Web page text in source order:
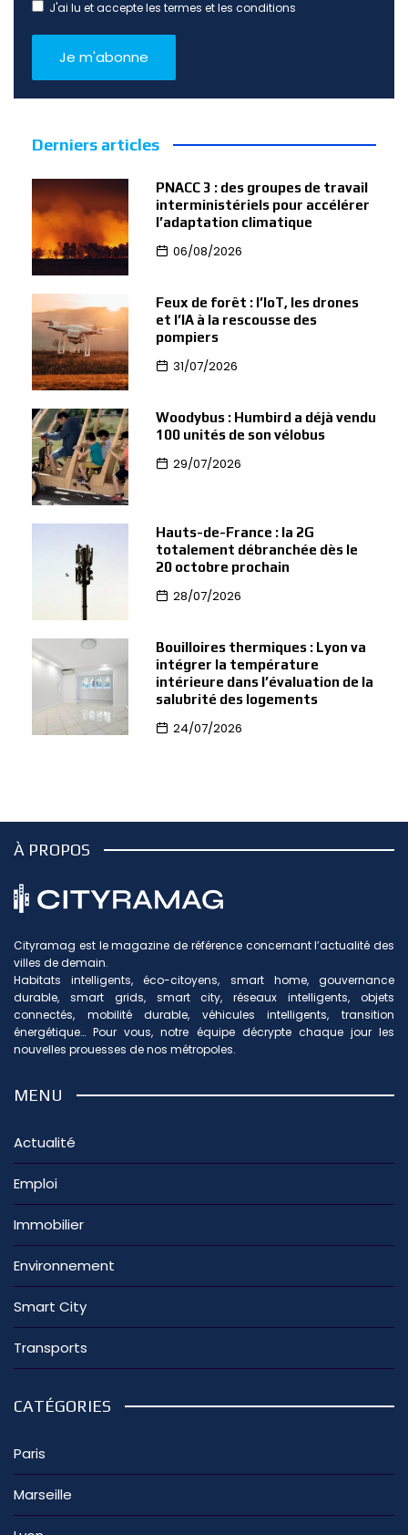
J'ai lu et accepte les termes et les conditions
Derniers articles
PNACC 3 : des groupes de travail
interministériels pour accélérer
l’adaptation climatique
06/08/2026
Feux de forêt : l’IoT, les drones
et l’IA à la rescousse des
pompiers
31/07/2026
Woodybus : Humbird a déjà vendu
100 unités de son vélobus
29/07/2026
Hauts-de-France : la 2G
totalement débranchée dès le
20 octobre prochain
28/07/2026
Bouilloires thermiques : Lyon va
intégrer la température
intérieure dans l’évaluation de la
salubrité des logements
24/07/2026
À PROPOS
Cityramag est le magazine de référence concernant l’actualité des
villes de demain.
Habitats intelligents, éco-citoyens, smart home, gouvernance
durable, smart grids, smart city, réseaux intelligents, objets
connectés, mobilité durable, véhicules intelligents, transition
énergétique… Pour vous, notre équipe décrypte chaque jour les
nouvelles prouesses de nos métropoles.
MENU
Actualité
Emploi
Immobilier
Environnement
Smart City
Transports
CATÉGORIES
Paris
Marseille